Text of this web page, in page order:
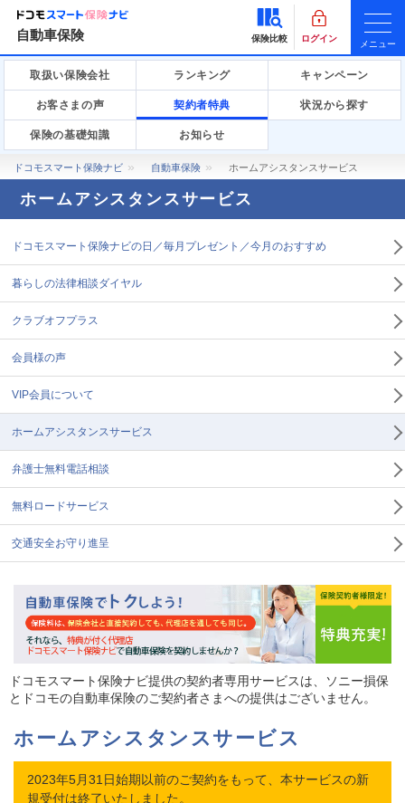
自動車保険 保険比較 ログイン
メニュー
取扱い保険会社 ランキング キャンペーン
お客さまの声 契約者特典 状況から探す
保険の基礎知識 お知らせ
ドコモスマート保険ナビ 自動車保険 ホームアシスタンスサービス
ホームアシスタンスサービス
ドコモスマート保険ナビの日／毎月プレゼント／今月のおすすめ
暮らしの法律相談ダイヤル
クラブオフプラス
会員様の声
VIP会員について
ホームアシスタンスサービス
弁護士無料電話相談
無料ロードサービス
交通安全お守り進呈
ドコモスマート保険ナビ提供の契約者専用サービスは、ソニー損保
とドコモの自動車保険のご契約者さまへの提供はございません。
ホームアシスタンスサービス
2023年5月31日始期以前のご契約をもって、本サービスの新
規受付は終了いたしました。